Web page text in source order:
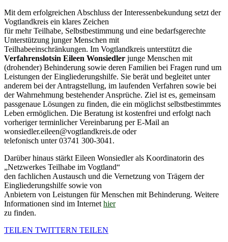
Mit dem erfolgreichen Abschluss der Interessenbekundung setzt der
Vogtlandkreis ein klares Zeichen
für mehr Teilhabe, Selbstbestimmung und eine bedarfsgerechte
Unterstützung junger Menschen mit
Teilhabeeinschränkungen. Im Vogtlandkreis unterstützt die
Verfahrenslotsin Eileen Wonsiedler junge Menschen mit
(drohender) Behinderung sowie deren Familien bei Fragen rund um
Leistungen der Eingliederungshilfe. Sie berät und begleitet unter
anderem bei der Antragstellung, im laufenden Verfahren sowie bei
der Wahrnehmung bestehender Ansprüche. Ziel ist es, gemeinsam
passgenaue Lösungen zu finden, die ein möglichst selbstbestimmtes
Leben ermöglichen. Die Beratung ist kostenfrei und erfolgt nach
vorheriger terminlicher Vereinbarung per E-Mail an
wonsiedler.eileen@vogtlandkreis.de oder
telefonisch unter 03741 300-3041.
Darüber hinaus stärkt Eileen Wonsiedler als Koordinatorin des
„Netzwerkes Teilhabe im Vogtland“
den fachlichen Austausch und die Vernetzung von Trägern der
Eingliederungshilfe sowie von
Anbietern von Leistungen für Menschen mit Behinderung. Weitere
Informationen sind im Internet hier
zu finden.
TEILEN TWITTERN TEILEN